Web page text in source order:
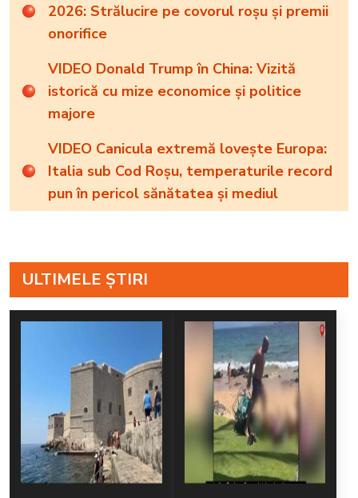
2026: Strălucire pe covorul roșu și premii
onorifice
VIDEO Donald Trump în China: Vizită
istorică cu mize economice și politice
majore
VIDEO Canicula extremă lovește Europa:
Italia sub Cod Roșu, temperaturile record
pun în pericol sănătatea și mediul
ULTIMELE ȘTIRI